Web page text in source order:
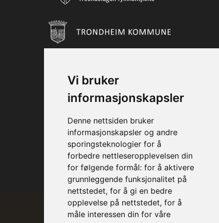
Vi bruker
informasjonskapsler
Denne nettsiden bruker
informasjonskapsler og andre
sporingsteknologier for å
forbedre nettleseropplevelsen din
for følgende formål: for å aktivere
grunnleggende funksjonalitet på
nettstedet, for å gi en bedre
opplevelse på nettstedet, for å
måle interessen din for våre